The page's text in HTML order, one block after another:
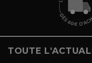
TOUTE